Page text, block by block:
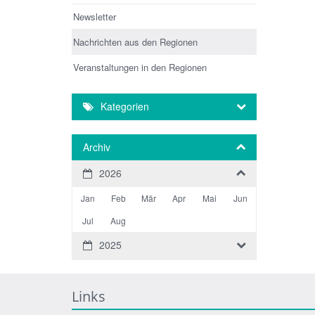
Newsletter
Nachrichten aus den Regionen
Veranstaltungen in den Regionen
Kategorien
Archiv
2026
Jan Feb Mär Apr Mai
Jun
Jul
Aug
2025
Links